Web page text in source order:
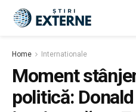
Home Internationale
Moment
politică: